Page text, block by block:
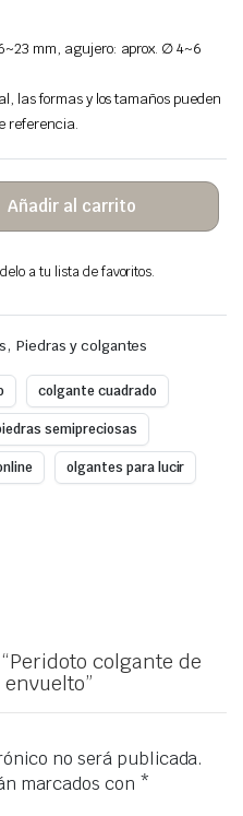
mm, agujero: aprox. ∅ 4~6
las formas y los tamaños pueden
referencia.
Añadir al carrito
a tu lista de favoritos.
, Piedras y colgantes
colgante cuadrado
semipreciosas
olgantes para lucir
colgante de
no será publicada.
marcados con *